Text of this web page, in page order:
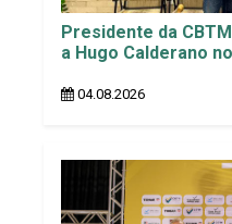
Presidente da
a Hugo Calderano
04.08.2026